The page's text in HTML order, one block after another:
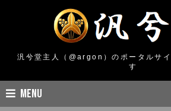
汎兮堂主人（@argon）のポータルサ
す
MENU